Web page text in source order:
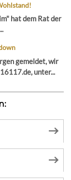
hat dem Rat der
gemeldet, wir
unter...